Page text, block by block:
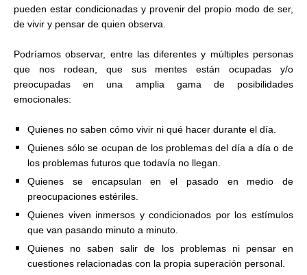
pueden estar condicionadas y provenir del propio modo de ser,
de vivir y pensar de quien observa.
Podríamos observar, entre las diferentes y múltiples personas
que nos rodean, que sus mentes están ocupadas y/o
preocupadas en una amplia gama de posibilidades
emocionales:
Quienes no saben cómo vivir ni qué hacer durante el día.
Quienes sólo se ocupan de los problemas del día a día o de
los problemas futuros que todavía no llegan.
Quienes se encapsulan en el pasado en medio de
preocupaciones estériles.
Quienes viven inmersos y condicionados por los estímulos
que van pasando minuto a minuto.
Quienes no saben salir de los problemas ni pensar en
cuestiones relacionadas con la propia superación personal.